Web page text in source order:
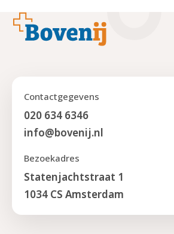
Footer
Contactgegevens
020 634 6346
info@bovenij.nl
Bezoekadres
Statenjachtstraat 1
1034 CS Amsterdam